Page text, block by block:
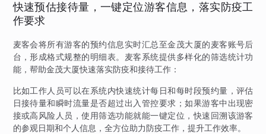
快速预估接待量，一键定位游客信息，落实防疫工
作要求
麦客会将所有游客的预约信息实时汇总至金茂大厦的麦客账号后
台，形成格式规整的明细表。麦客系统提供多样化的筛选统计功
能，帮助金茂大厦快速落实防疫和接待工作：
比如工作人员可以在系统内快速统计每日和每时段预约量，评估
日接待量和瞬时流量是否超过出入管控要求；如果游客中出现密
接或高风险人员，使用筛选功能就能一键定位，快速回溯该游客
的参观日期和个人信息，全方位助力防疫工作，提升工作效率。